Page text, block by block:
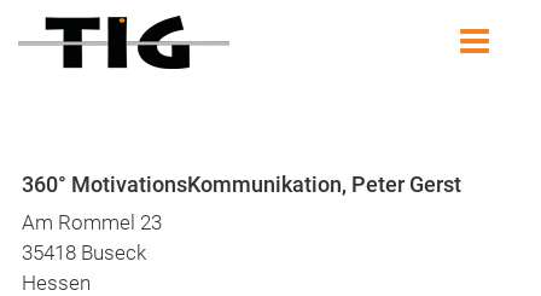
360° MotivationsKommunikation, Peter Gerst
Am Rommel 23
35418 Buseck
Hessen